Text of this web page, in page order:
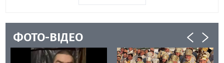
ФОТО-ВІДЕО